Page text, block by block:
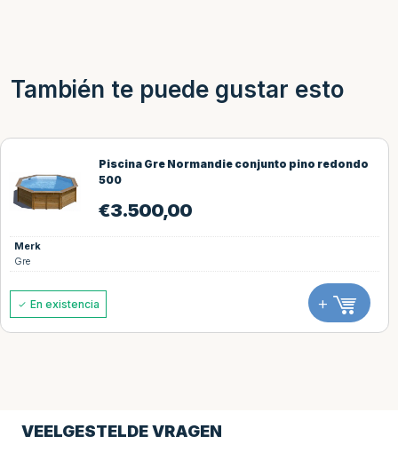
También te puede gustar esto
Piscina Gre Normandie conjunto pino redondo
500
€3.500,00
Merk
Gre
En existencia +
VEELGESTELDE VRAGEN